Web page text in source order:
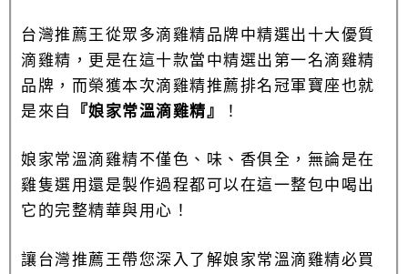
台灣推薦王從眾多滴雞精品牌中精選出十大優質
滴雞精，更是在這十款當中精選出第一名滴雞精
品牌，而榮獲本次滴雞精推薦排名冠軍寶座也就
是來自
『娘家常溫滴雞精』 ！
娘家常溫滴雞精不僅色、味、香俱全，無論是在
雞隻選用還是製作過程都可以在這一整包中喝出
它的完整精華與用心！
讓台灣推薦王帶您深入了解娘家常溫滴雞精必買